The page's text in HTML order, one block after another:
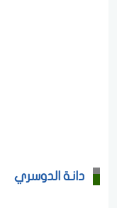
دانة الدوسري